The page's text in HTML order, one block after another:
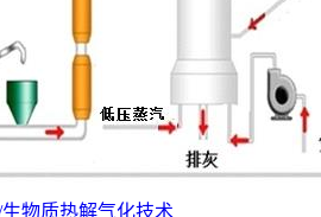
物质热解气化技术